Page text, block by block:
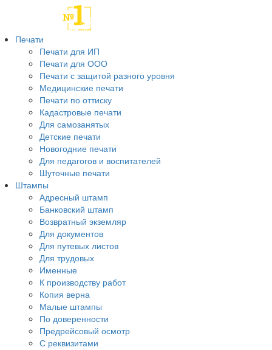
Печати
Печати для ИП
Печати для ООО
Печати с защитой разного уровня
Медицинские печати
Печати по оттиску
Кадастровые печати
Для самозанятых
Детские печати
Новогодние печати
Для педагогов и воспитателей
Шуточные печати
Штампы
Адресный штамп
Банковский штамп
Возвратный экземляр
Для документов
Для путевых листов
Для трудовых
Именные
К производству работ
Копия верна
Малые штампы
По доверенности
Предрейсовый осмотр
С реквизитами